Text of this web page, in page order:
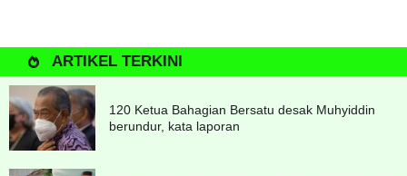
ARTIKEL TERKINI
120 Ketua Bahagian Bersatu desak Muhyiddin
berundur, kata laporan